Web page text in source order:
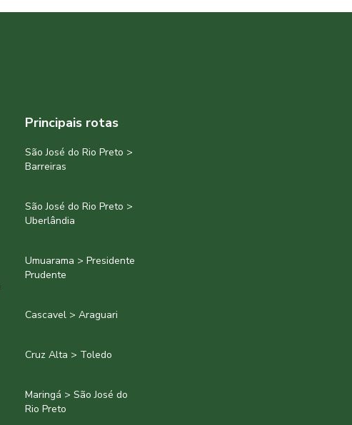
Principais rotas
São José do Rio Preto >
Barreiras
São José do Rio Preto >
Uberlândia
Umuarama > Presidente
Prudente
Cascavel > Araguari
Cruz Alta > Toledo
Maringá > São José do
Rio Preto